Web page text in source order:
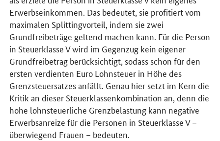
Erwerbseinkommen. Das bedeutet, sie profitiert vom
maximalen Splittingvorteil, indem sie zwei
Grundfreibeträge geltend machen kann. Für die Person
in Steuerklasse V wird im Gegenzug kein eigener
Grundfreibetrag berücksichtigt, sodass schon für den
ersten verdienten Euro Lohnsteuer in Höhe des
Grenzsteuersatzes anfällt. Genau hier setzt im Kern die
Kritik an dieser Steuerklassenkombination an, denn die
hohe lohnsteuerliche Grenzbelastung kann negative
Erwerbsanreize für die Personen in Steuerklasse V –
überwiegend Frauen – bedeuten.